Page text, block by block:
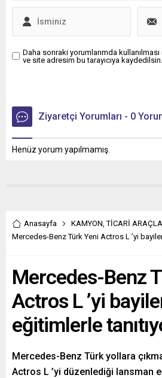
Daha sonraki yorumlarımda
ve site adresim bu tarayıcıya kaydedilsin.
Ziyaretçi Yorumları - 0
Henüz yorum yapılmamış.
Anasayfa KAMYON ,TİCARİ
Mercedes-Benz Türk Yeni Actros L ’yi
Mercedes-Benz
Actros L ’yi
eğitimlerle
Mercedes-Benz Türk yollara
Actros L ’yi düzenlediği lansman